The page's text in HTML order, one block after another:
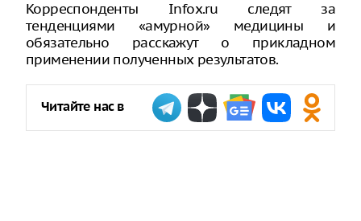
Корреспонденты Infox.ru следят за
тенденциями «амурной» медицины и
обязательно расскажут о прикладном
применении полученных результатов.
Читайте нас в